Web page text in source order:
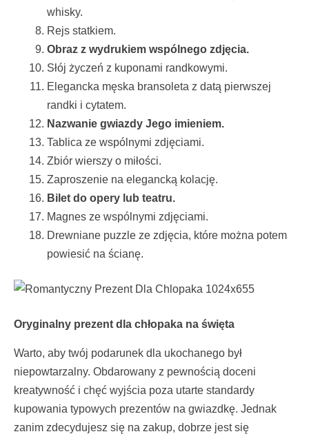
whisky.
Rejs statkiem.
Obraz z wydrukiem wspólnego zdjęcia.
Słój życzeń z kuponami randkowymi.
Elegancka męska bransoleta z datą pierwszej
randki i cytatem.
Nazwanie gwiazdy Jego imieniem.
Tablica ze wspólnymi zdjęciami.
Zbiór wierszy o miłości.
Zaproszenie na elegancką kolację.
Bilet do opery lub teatru.
Magnes ze wspólnymi zdjęciami.
Drewniane puzzle ze zdjęcia, które można potem
powiesić na ścianę.
Oryginalny prezent dla chłopaka na święta
Warto, aby twój podarunek dla ukochanego był
niepowtarzalny. Obdarowany z pewnością doceni
kreatywność i chęć wyjścia poza utarte standardy
kupowania typowych prezentów na gwiazdkę. Jednak
zanim zdecydujesz się na zakup, dobrze jest się